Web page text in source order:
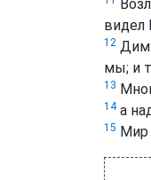
видел
12
мы; и
13
14а
15 Мир